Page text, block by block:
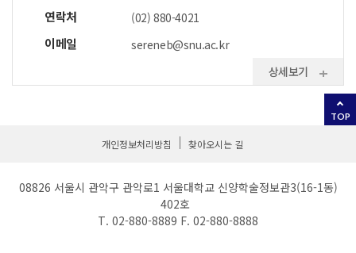
연락처 (02) 880-4021
이메일
sereneb@snu.ac.kr
상세보기
TOP
개인정보처리방침 찾아오시는 길
08826 서울시 관악구 관악로1 서울대학교 신양학술정보관3(16-1동)
402호
T. 02-880-8889 F. 02-880-8888